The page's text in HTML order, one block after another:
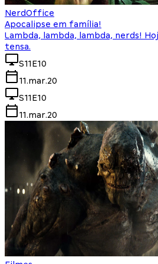
NerdOffice
Apocalipse em família!
Lambda, lambda, lambda, nerds!
tensa.
S11E10
11.mar.20
S11E10
11.mar.20